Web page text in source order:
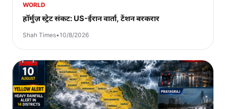
WORLD
हॉर्मुज़ स्ट्रेट संकट: US-ईरान वार्ता, टेंशन बरकरार
Shah Times•10/8/2026